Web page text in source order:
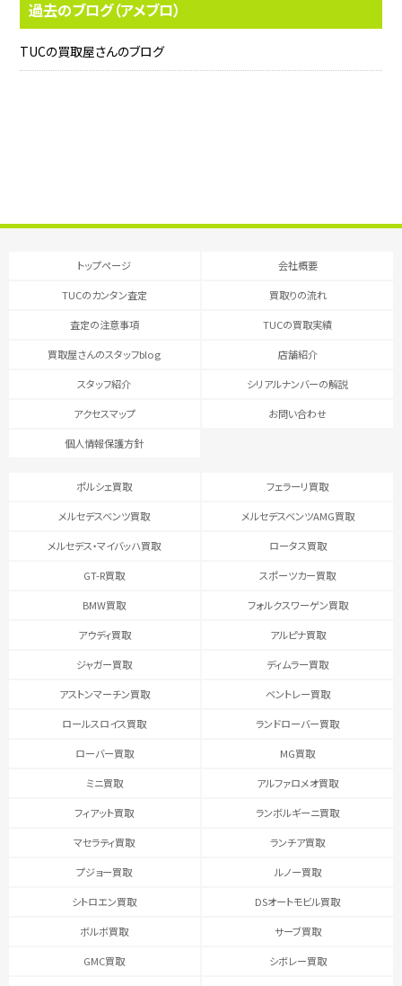
過去のブログ（アメブロ）
TUCの買取屋さんのブログ
トップページ 会社概要
TUCのカンタン査定 買取りの流れ
査定の注意事項 TUCの買取実績
買取屋さんのスタッフblog 店舗紹介
スタッフ紹介 シリアルナンバーの解説
アクセスマップ お問い合わせ
個人情報保護方針
ポルシェ買取 フェラーリ買取
メルセデスベンツ買取 メルセデスベンツAMG買取
メルセデス・マイバッハ買取 ロータス買取
GT-R買取 スポーツカー買取
BMW買取 フォルクスワーゲン買取
アウディ買取 アルピナ買取
ジャガー買取 ディムラー買取
アストンマーチン買取 ベントレー買取
ロールスロイス買取 ランドローバー買取
ローバー買取 MG買取
ミニ買取 アルファロメオ買取
フィアット買取 ランボルギーニ買取
マセラティ買取 ランチア買取
プジョー買取 ルノー買取
シトロエン買取 DSオートモビル買取
ボルボ買取 サーブ買取
GMC買取 シボレー買取